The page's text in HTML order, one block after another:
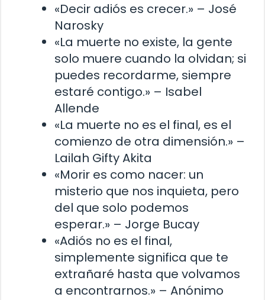
«Decir adiós es crecer.» – José
Narosky
«La muerte no existe, la gente
solo muere cuando la olvidan; si
puedes recordarme, siempre
estaré contigo.» – Isabel
Allende
«La muerte no es el final, es el
comienzo de otra dimensión.» –
Lailah Gifty Akita
«Morir es como nacer: un
misterio que nos inquieta, pero
del que solo podemos
esperar.» – Jorge Bucay
«Adiós no es el final,
simplemente significa que te
extrañaré hasta que volvamos
a encontrarnos.» – Anónimo